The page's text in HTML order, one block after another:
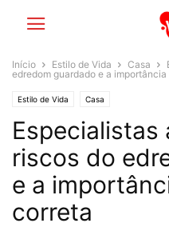
Início Estilo de Vida Casa
edredom guardado e a importância
Estilo de Vida Casa
Especialistas
riscos do
e a
correta